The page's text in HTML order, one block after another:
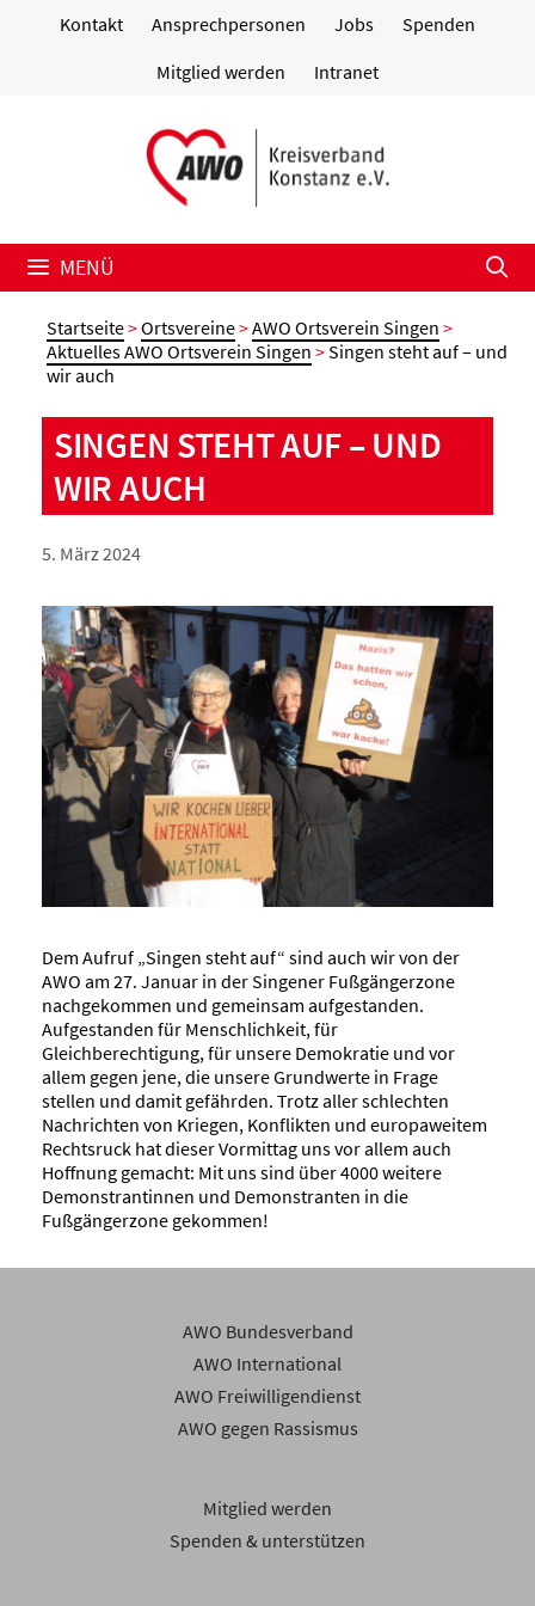
Kontakt Ansprechpersonen Jobs
Spenden
Mitglied werden
Intranet
MENÜ
Startseite>Ortsvereine>AWO Ortsverein Singen >
Aktuelles AWO Ortsverein Singen >Singen steht auf – und
wir auch
SINGEN STEHT AUF – UND
WIR AUCH
5. März 2024
Dem Aufruf „Singen steht auf“ sind auch wir von der
AWO am 27. Januar in der Singener Fußgängerzone
nachgekommen und gemeinsam aufgestanden.
Aufgestanden für Menschlichkeit, für
Gleichberechtigung, für unsere Demokratie und vor
allem gegen jene, die unsere Grundwerte in Frage
stellen und damit gefährden. Trotz aller schlechten
Nachrichten von Kriegen, Konflikten und europaweitem
Rechtsruck hat dieser Vormittag uns vor allem auch
Hoffnung gemacht: Mit uns sind über 4000 weitere
Demonstrantinnen und Demonstranten in die
Fußgängerzone gekommen!
AWO Bundesverband
AWO International
AWO Freiwilligendienst
AWO gegen Rassismus
Mitglied werden
Spenden & unterstützen